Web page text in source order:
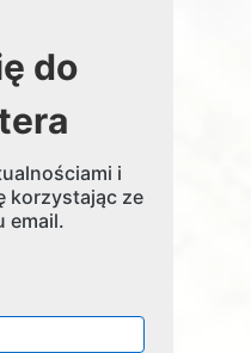
do
i
korzystając ze
email.